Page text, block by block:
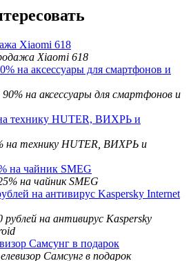
Xiaomi 618
на аксессуары для смартфонов и
технику HUTER, ВИХРЬ и
на чайник SMEG
на антивирус Kaspersky Internet
Самсунг в подарок